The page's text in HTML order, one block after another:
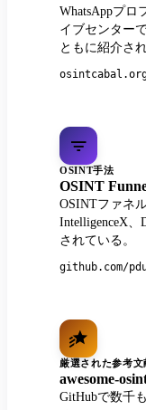
WhatsAppプロ
イブセンター
ともに紹介さ
OSINT手法
OSINT
OSINTファネ
IntelligenceX、
されている。
github.com/
厳選された参考文
awesome-
GitHubで数千